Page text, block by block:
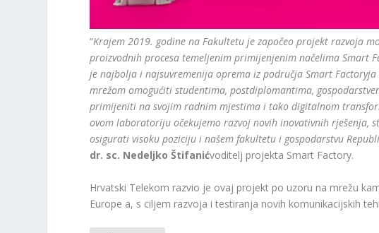
“Krajem 2019. godine na Fakultetu je započeo projekt razvoja
proizvodnih procesa temeljenim primijenjenim načelima Smart
je najbolja i najsuvremenija oprema iz područja Smart
mrežom omogućiti studentima, postdiplomantima,
primijeniti na svojim radnim mjestima i tako digitalnom
ovom laboratoriju očekujemo razvoj novih inovativnih rješenja,
osigurati visoku poziciju i našem fakultetu i gospodarstvu
dr. sc. Nedeljko Štifanićvoditelj projekta Smart Factory.
Hrvatski Telekom razvio je ovaj projekt po uzoru na mrežu
Europe a, s ciljem razvoja i testiranja novih komunikacijskih